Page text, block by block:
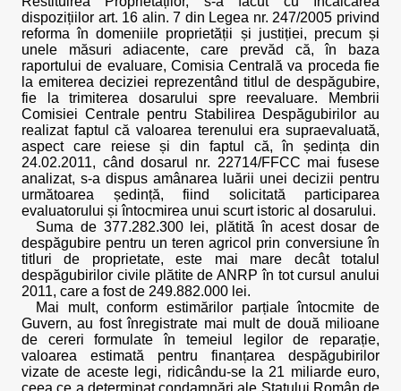
dispozițiilor art. 16 alin. 7 din Legea nr. 247/2005 privind
reforma în domeniile proprietății și justiției, precum și
unele măsuri adiacente, care prevăd că, în baza
raportului de evaluare, Comisia Centrală va proceda fie
la emiterea deciziei reprezentând titlul de despăgubire,
fie la trimiterea dosarului spre reevaluare. Membrii
Comisiei Centrale pentru Stabilirea Despăgubirilor au
realizat faptul că valoarea terenului era supraevaluată,
aspect care reiese și din faptul că, în ședința din
24.02.2011, când dosarul nr. 22714/FFCC mai fusese
analizat, s-a dispus amânarea luării unei decizii pentru
următoarea ședință, fiind solicitată participarea
evaluatorului și întocmirea unui scurt istoric al dosarului.
Suma de 377.282.300 lei, plătită în acest dosar de
despăgubire pentru un teren agricol prin conversiune în
titluri de proprietate, este mai mare decât totalul
despăgubirilor civile plătite de ANRP în tot cursul anului
2011, care a fost de 249.882.000 lei.
Mai mult, conform estimărilor parțiale întocmite de
Guvern, au fost înregistrate mai mult de două milioane
de cereri formulate în temeiul legilor de reparație,
valoarea estimată pentru finanțarea despăgubirilor
vizate de aceste legi, ridicându-se la 21 miliarde euro,
ceea ce a determinat condamnări ale Statului Român de